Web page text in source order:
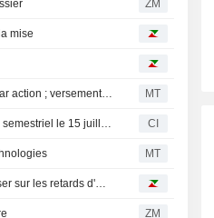
ZM
mise
HEICO relève son dividende semestriel de 8 % à 0,13 $ par action ; versement prévu le 15 juillet pour les actionnaires inscrits au 1er juillet MT
HEICO Corporation annonce le versement d'un dividende semestriel le 15 juillet 2026 CI
MT
HEICO : l'or des flottes vieillissantes, ou comment capitaliser sur les retards d'Airbus et Boeing
ZM